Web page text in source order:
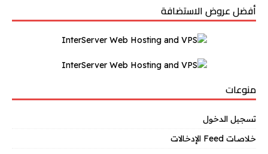
أفضل عروض الاستضافة
منوعات
تسجيل الدخول
خلاصات Feed الإدخالات